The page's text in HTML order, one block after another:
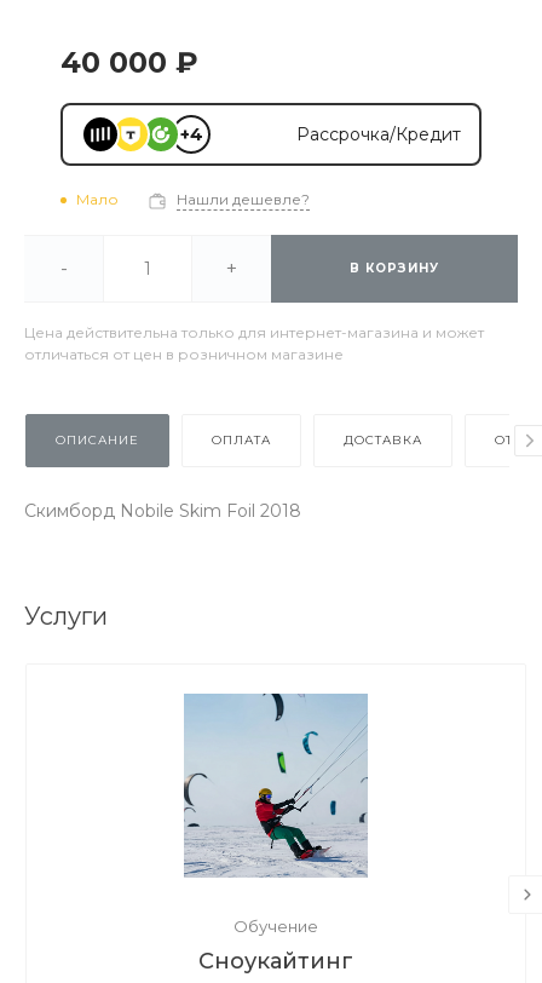
40 000 ₽
+4 Рассрочка/Кредит
Мало Нашли дешевле?
- + В КОРЗИНУ
Цена действительна только для интернет-магазина и может
отличаться от цен в розничном магазине
ОПИСАНИЕ ОПЛАТА ДОСТАВКА
Скимборд Nobile Skim Foil 2018
Услуги
Обучение
Сноукайтинг